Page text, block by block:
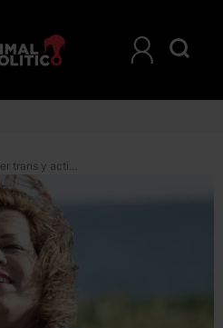
Atacan a Regina Zoé, mujer trans y activista en Colima; su estado de salud es delicado